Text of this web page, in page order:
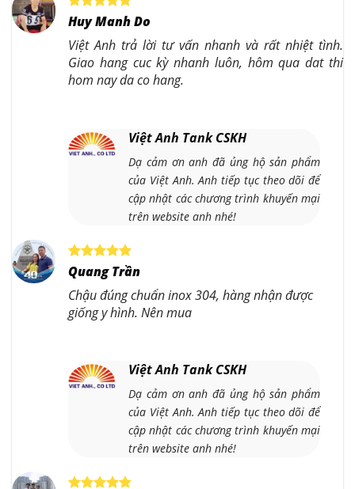
Huy Manh Do
Việt Anh trả lời tư vấn nhanh và rất nhiệt tình.
Giao hang cuc kỳ nhanh luôn, hôm qua dat thi
hom nay da co hang.
Việt Anh Tank CSKH
Dạ cảm ơn anh đã ủng hộ sản phẩm
của Việt Anh. Anh tiếp tục theo dõi để
cập nhật các chương trình khuyến mại
trên website anh nhé!
Quang Trần
Chậu đúng chuẩn inox 304, hàng nhận được
giống y hình. Nên mua
Việt Anh Tank CSKH
Dạ cảm ơn anh đã ủng hộ sản phẩm
của Việt Anh. Anh tiếp tục theo dõi để
cập nhật các chương trình khuyến mại
trên website anh nhé!